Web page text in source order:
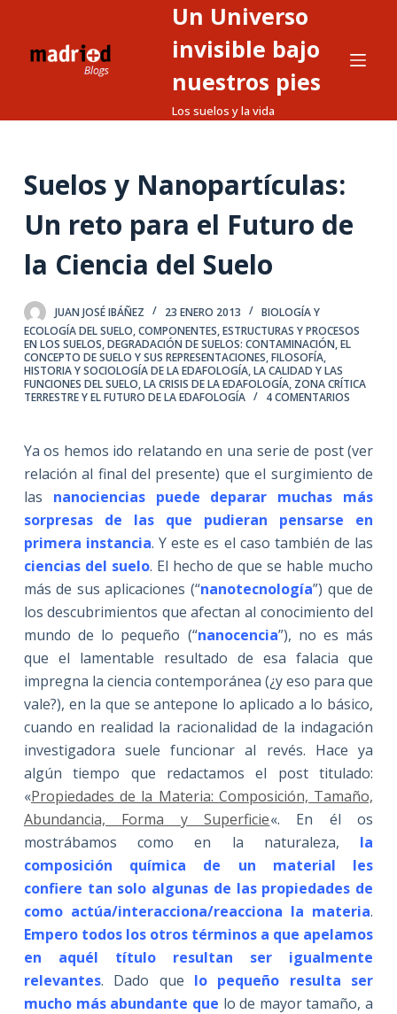
n
n
d
o
Un Universo
invisible bajo
nuestros pies
Los suelos y la vida
Suelos y Nanopartículas:
Un reto para el Futuro de
la Ciencia del Suelo
JUAN JOSÉ IBÁÑEZ 23 ENERO 2013
BIOLOGÍA Y
ECOLOGÍA DEL SUELO,COMPONENTES, ESTRUCTURAS Y PROCESOS
EN LOS SUELOS,DEGRADACIÓN DE SUELOS: CONTAMINACIÓN,EL
CONCEPTO DE SUELO Y SUS REPRESENTACIONES,FILOSOFÍA,
HISTORIA Y SOCIOLOGÍA DE LA EDAFOLOGÍA,LA CALIDAD Y LAS
FUNCIONES DEL SUELO,LA CRISIS DE LA EDAFOLOGÍA, ZONA CRÍTICA
TERRESTRE Y EL FUTURO DE LA EDAFOLOGÍA
4 COMENTARIOS
Ya os hemos ido relatando en una serie de post (ver
relación al final del presente) que el surgimiento de
las nanociencias puede deparar muchas más
sorpresas de las que pudieran pensarse en
primera instancia. Y este es el caso también de las
ciencias del suelo. El hecho de que se hable mucho
más de sus aplicaciones (“nanotecnología”) que de
los descubrimientos que afectan al conocimiento del
mundo de lo pequeño (“nanocencia”), no es más
que el lamentable resultado de esa falacia que
impregna la ciencia contemporánea (¿y eso para que
vale?), en la que se antepone lo aplicado a lo básico,
cuando en realidad la racionalidad de la indagación
investigadora suele funcionar al revés. Hace ya
algún tiempo que redactamos el post titulado:
«Propiedades de la Materia: Composición, Tamaño,
Abundancia, Forma y Superficie«. En él os
mostrábamos como en la naturaleza, la
composición química de un material les
confiere tan solo algunas de las propiedades de
como actúa/interacciona/reacciona la materia.
Empero todos los otros términos a que apelamos
en aquél título resultan ser igualmente
relevantes. Dado que lo pequeño resulta ser
mucho más abundante que lo de mayor tamaño, a